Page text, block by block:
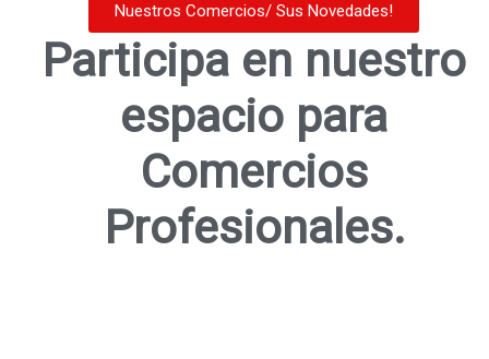
Nuestros Comercios/ Sus Novedades!
Participa en nuestro
espacio para
Comercios
Profesionales.